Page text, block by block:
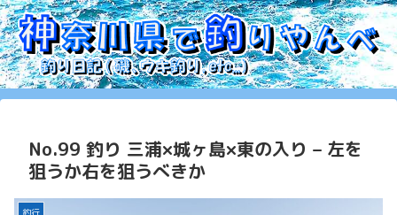
No.99 釣り 三浦×城ヶ島×東の入り – 左を
狙うか右を狙うべきか
釣行